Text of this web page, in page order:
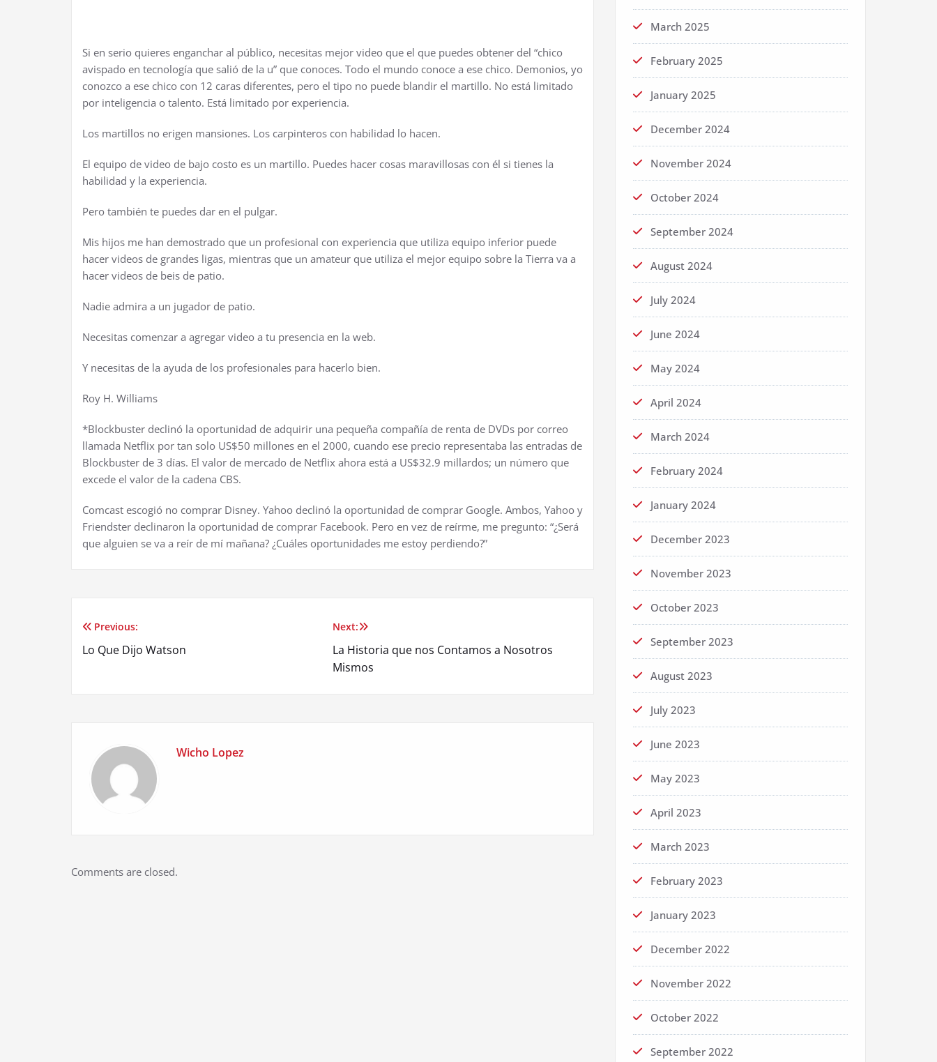
Si en serio quieres enganchar al público, necesitas mejor video que el que puedes obtener del “chico
avispado en tecnología que salió de la u” que conoces. Todo el mundo conoce a ese chico. Demonios, yo
conozco a ese chico con 12 caras diferentes, pero el tipo no puede blandir el martillo. No está limitado
por inteligencia o talento. Está limitado por experiencia.
Los martillos no erigen mansiones. Los carpinteros con habilidad lo hacen.
El equipo de video de bajo costo es un martillo. Puedes hacer cosas maravillosas con él si tienes la
habilidad y la experiencia.
Pero también te puedes dar en el pulgar.
Mis hijos me han demostrado que un profesional con experiencia que utiliza equipo inferior puede
hacer videos de grandes ligas, mientras que un amateur que utiliza el mejor equipo sobre la Tierra va a
hacer videos de beis de patio.
Nadie admira a un jugador de patio.
Necesitas comenzar a agregar video a tu presencia en la web.
Y necesitas de la ayuda de los profesionales para hacerlo bien.
Roy H. Williams
*Blockbuster declinó la oportunidad de adquirir una pequeña compañía de renta de DVDs por correo
llamada Netflix por tan solo US$50 millones en el 2000, cuando ese precio representaba las entradas de
Blockbuster de 3 días. El valor de mercado de Netflix ahora está a US$32.9 millardos; un número que
excede el valor de la cadena CBS.
Comcast escogió no comprar Disney. Yahoo declinó la oportunidad de comprar Google. Ambos, Yahoo y
Friendster declinaron la oportunidad de comprar Facebook. Pero en vez de reírme, me pregunto: “¿Será
que alguien se va a reír de mí mañana? ¿Cuáles oportunidades me estoy perdiendo?”
Post
Previous:
Lo Que Dijo Watson
Next:
La Historia que nos Contamos a Nosotros
Mismos
Wicho Lopez
Comments are closed.
March 2025
February 2025
January 2025
December 2024
November 2024
October 2024
September 2024
August 2024
July 2024
June 2024
May 2024
April 2024
March 2024
February 2024
January 2024
December 2023
November 2023
October 2023
September 2023
August 2023
July 2023
June 2023
May 2023
April 2023
March 2023
February 2023
January 2023
December 2022
November 2022
October 2022
September 2022